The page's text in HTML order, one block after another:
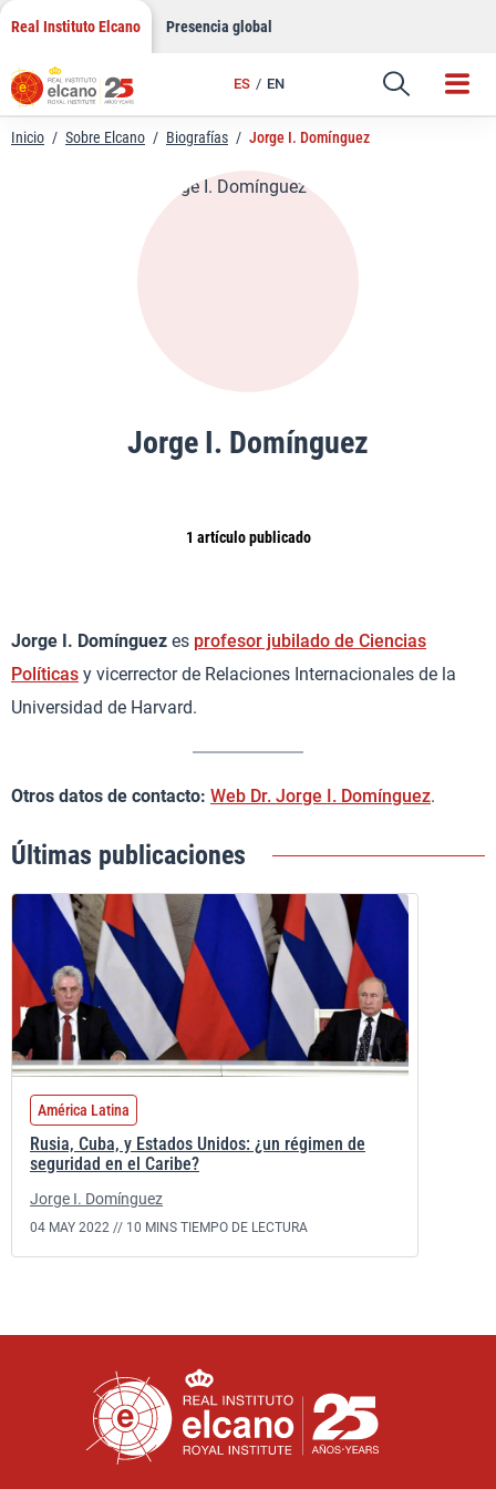
Saltar
contenido
Real Instituto Elcano Presencia global
ES EN
Enlace
Inicio / Sobre Elcano / Biografías / Jorge I. Domínguez
Jorge I. Domínguez
1 artículo publicado
Jorge I. Domínguez es profesor jubilado de Ciencias
Políticas y vicerrector de Relaciones Internacionales de la
Universidad de Harvard.
Otros datos de contacto: Web Dr. Jorge I. Domínguez.
Últimas publicaciones
América Latina
Rusia, Cuba, y Estados Unidos: ¿un régimen de
seguridad en el Caribe?
Jorge I. Domínguez
04 MAY 2022 // 10 MINS TIEMPO DE LECTURA